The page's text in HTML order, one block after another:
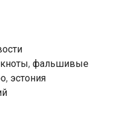
, фальшивые
, эстония